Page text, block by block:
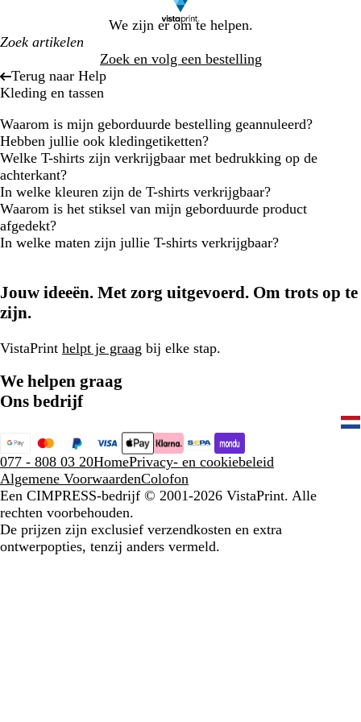
We zijn er om te helpen.
Zoek en volg een bestelling
Terug naar Help
Kleding en tassen
Waarom is mijn geborduurde bestelling geannuleerd?
Hebben jullie ook kledingetiketten?
Welke T-shirts zijn verkrijgbaar met bedrukking op de
achterkant?
In welke kleuren zijn de T-shirts verkrijgbaar?
Waarom is het stiksel van mijn geborduurde product
afgedekt?
In welke maten zijn jullie T-shirts verkrijgbaar?
Jouw ideeën. Met zorg uitgevoerd. Om trots op te
zijn.
VistaPrint helpt je graag bij elke stap.
We helpen graag
Ons bedrijf
077 - 808 03 20HomePrivacy- en cookiebeleid
Algemene VoorwaardenColofon
Een CIMPRESS-bedrijf © 2001-2026 VistaPrint. Alle
rechten voorbehouden.
De prijzen zijn exclusief verzendkosten en extra
ontwerpopties, tenzij anders vermeld.